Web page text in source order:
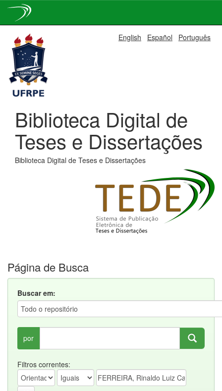
navigation
English Español Português
Biblioteca Digital de
Teses e Dissertações
Biblioteca Digital de Teses e Dissertações
Página de Busca
Buscar em:
por
Filtros correntes: